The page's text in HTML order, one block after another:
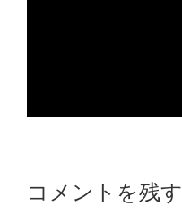
Reader
コメントを残す